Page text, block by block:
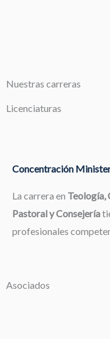
Nuestras carreras
Licenciaturas
Concentración
La carrera en Teología,
Pastoral y Consejería
profesionales
Asociados